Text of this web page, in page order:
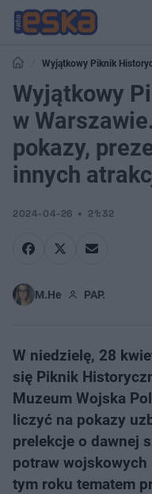
Wyjątkowy Piknik
prezentacje i wiele innych
Wyjątkowy
w
pokazy,
innych
2024-04-26 21:32
M.He PAP.
W niedzielę, 28
się Piknik
Muzeum Wojska
liczyć na pokazy
prelekcje o dawnej
potraw
tym roku tematem